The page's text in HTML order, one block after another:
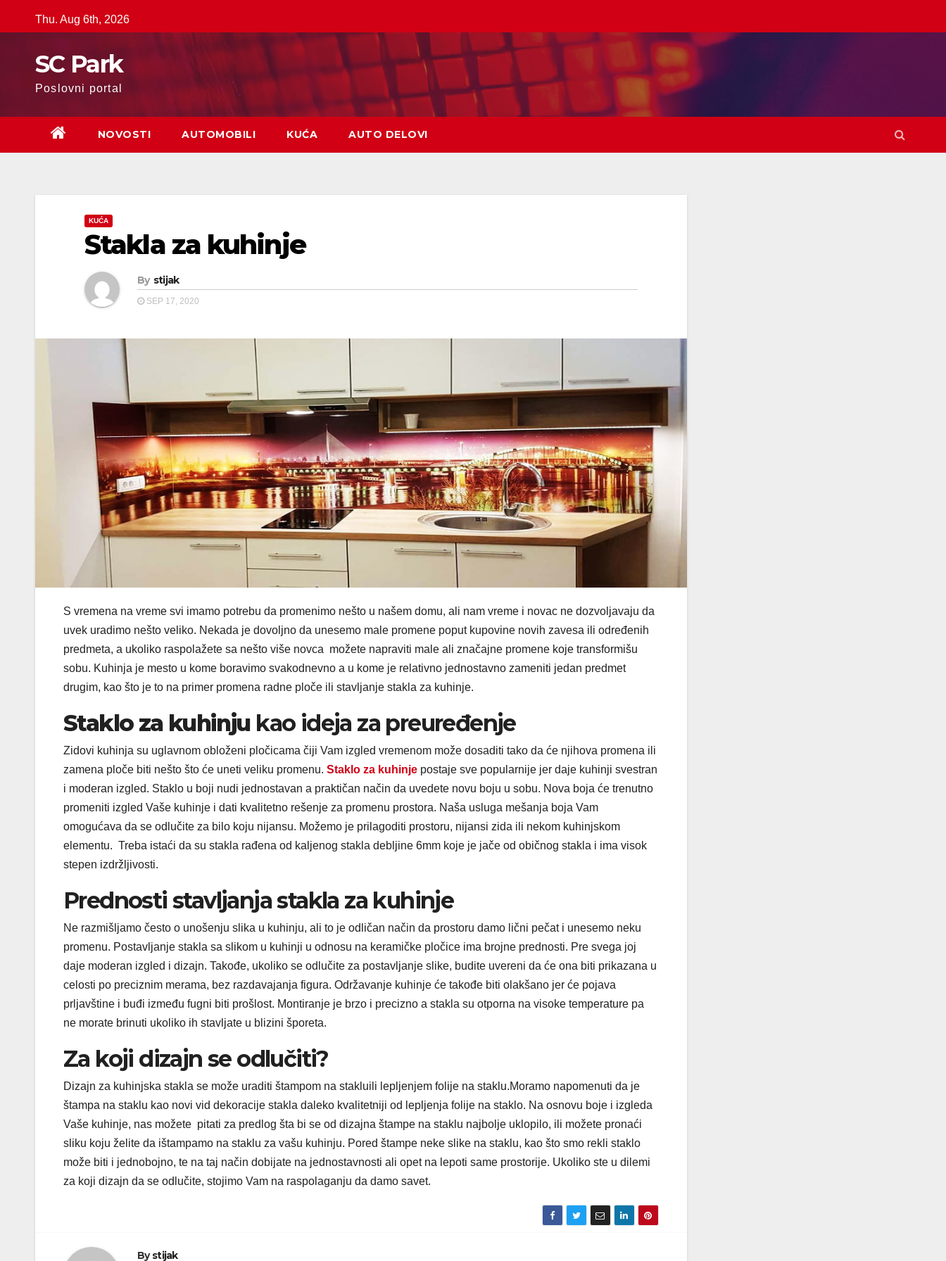
to
Thu. Aug 6th, 2026
SC Park
Poslovni portal
NOVOSTI AUTOMOBILI KUĆA AUTO DELOVI
KUĆA
Stakla za kuhinje
By stijak
SEP 17, 2020
S vremena na vreme svi imamo potrebu da promenimo nešto u našem domu, ali nam vreme i novac ne dozvoljavaju da
uvek uradimo nešto veliko. Nekada je dovoljno da unesemo male promene poput kupovine novih zavesa ili određenih
predmeta, a ukoliko raspolažete sa nešto više novca možete napraviti male ali značajne promene koje transformišu
sobu. Kuhinja je mesto u kome boravimo svakodnevno a u kome je relativno jednostavno zameniti jedan predmet
drugim, kao što je to na primer promena radne ploče ili stavljanje stakla za kuhinje.
Staklo za kuhinjukao ideja za preuređenje
Zidovi kuhinja su uglavnom obloženi pločicama čiji Vam izgled vremenom može dosaditi tako da će njihova promena ili
zamena ploče biti nešto što će uneti veliku promenu. Staklo za kuhinje postaje sve popularnije jer daje kuhinji svestran
i moderan izgled. Staklo u boji nudi jednostavan a praktičan način da uvedete novu boju u sobu. Nova boja će trenutno
promeniti izgled Vaše kuhinje i dati kvalitetno rešenje za promenu prostora. Naša usluga mešanja boja Vam
omogućava da se odlučite za bilo koju nijansu. Možemo je prilagoditi prostoru, nijansi zida ili nekom kuhinjskom
elementu. Treba istaći da su stakla rađena od kaljenog stakla debljine 6mm koje je jače od običnog stakla i ima visok
stepen izdržljivosti.
Prednosti stavljanja stakla za kuhinje
Ne razmišljamo često o unošenju slika u kuhinju, ali to je odličan način da prostoru damo lični pečat i unesemo neku
promenu. Postavljanje stakla sa slikom u kuhinji u odnosu na keramičke pločice ima brojne prednosti. Pre svega joj
daje moderan izgled i dizajn. Takođe, ukoliko se odlučite za postavljanje slike, budite uvereni da će ona biti prikazana u
celosti po preciznim merama, bez razdavajanja figura. Održavanje kuhinje će takođe biti olakšano jer će pojava
prljavštine i buđi između fugni biti prošlost. Montiranje je brzo i precizno a stakla su otporna na visoke temperature pa
ne morate brinuti ukoliko ih stavljate u blizini šporeta.
Za koji dizajn se odlučiti?
Dizajn za kuhinjska stakla se može uraditi štampom na stakluili lepljenjem folije na staklu.Moramo napomenuti da je
štampa na staklu kao novi vid dekoracije stakla daleko kvalitetniji od lepljenja folije na staklo. Na osnovu boje i izgleda
Vaše kuhinje, nas možete pitati za predlog šta bi se od dizajna štampe na staklu najbolje uklopilo, ili možete pronaći
sliku koju želite da ištampamo na staklu za vašu kuhinju. Pored štampe neke slike na staklu, kao što smo rekli staklo
može biti i jednobojno, te na taj način dobijate na jednostavnosti ali opet na lepoti same prostorije. Ukoliko ste u dilemi
za koji dizajn da se odlučite, stojimo Vam na raspolaganju da damo savet.
Bystijak